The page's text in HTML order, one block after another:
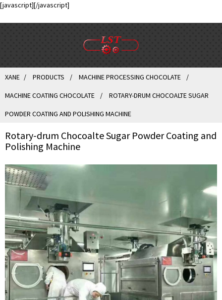
[javascript][/javascript]
XANE PRODUCTS MACHINE PROCESSING CHOCOLATE
MACHINE COATING CHOCOLATE ROTARY-DRUM CHOCOALTE SUGAR
POWDER COATING AND POLISHING MACHINE
Rotary-drum Chocoalte Sugar Powder Coating and
Polishing Machine